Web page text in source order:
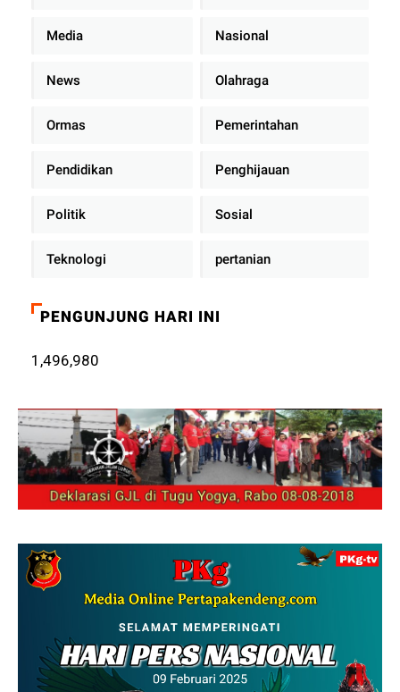
Media Nasional
News Olahraga
Ormas Pemerintahan
Pendidikan Penghijauan
Politik Sosial
Teknologi pertanian
PENGUNJUNG HARI INI
1,496,980